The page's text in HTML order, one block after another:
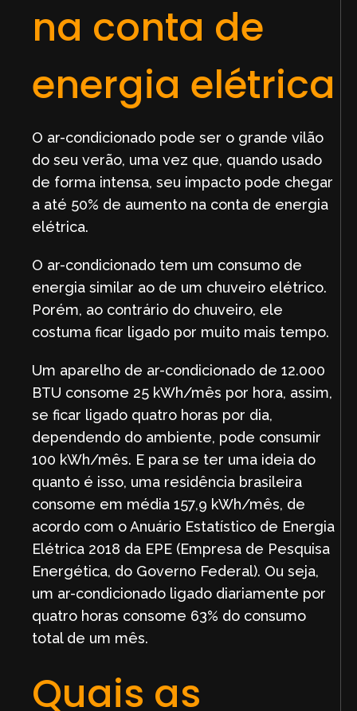
na conta de
energia elétrica
O ar-condicionado pode ser o grande vilão
do seu verão, uma vez que, quando usado
de forma intensa, seu impacto pode chegar
a até 50% de aumento na conta de energia
elétrica.
O ar-condicionado tem um consumo de
energia similar ao de um chuveiro elétrico.
Porém, ao contrário do chuveiro, ele
costuma ficar ligado por muito mais tempo.
Um aparelho de ar-condicionado de 12.000
BTU consome 25 kWh/mês por hora, assim,
se ficar ligado quatro horas por dia,
dependendo do ambiente, pode consumir
100 kWh/mês. E para se ter uma ideia do
quanto é isso, uma residência brasileira
consome em média 157,9 kWh/mês, de
acordo com o Anuário Estatístico de Energia
Elétrica 2018 da EPE (Empresa de Pesquisa
Energética, do Governo Federal). Ou seja,
um ar-condicionado ligado diariamente por
quatro horas consome 63% do consumo
total de um mês.
Quais as